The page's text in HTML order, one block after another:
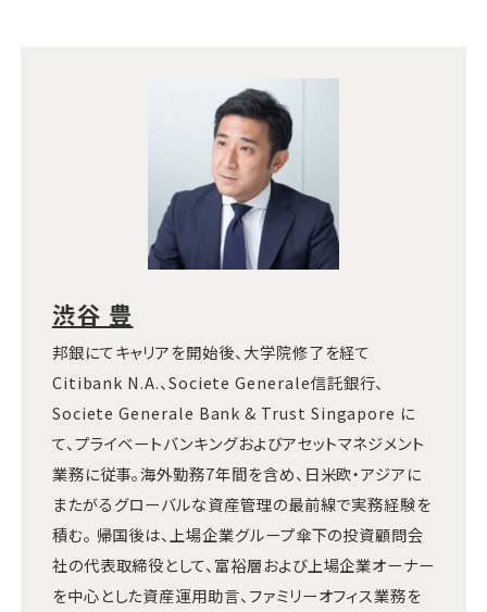
渋谷 豊
邦銀にてキャリアを開始後、大学院修了を経て
Citibank N.A.、Societe Generale信託銀行、
Societe Generale Bank & Trust Singapore に
て、プライベートバンキングおよびアセットマネジメント
業務に従事。海外勤務7年間を含め、日米欧・アジアに
またがるグローバルな資産管理の最前線で実務経験を
積む。 帰国後は、上場企業グループ傘下の投資顧問会
社の代表取締役として、富裕層および上場企業オーナー
を中心とした資産運用助言、ファミリーオフィス業務を